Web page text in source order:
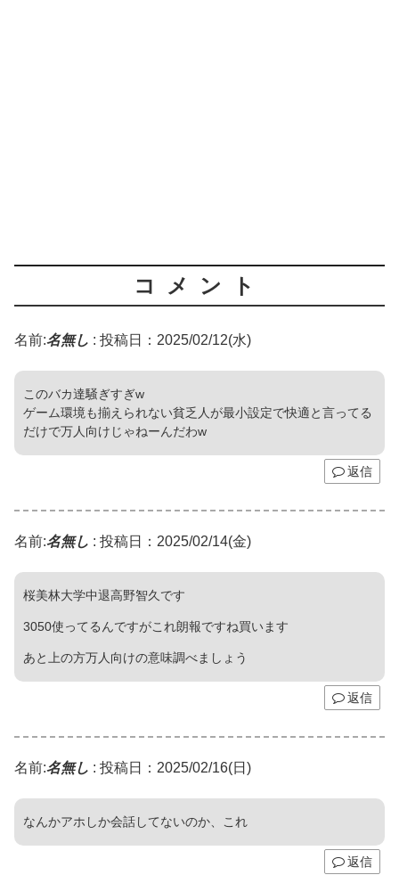
コメント
名前:名無し : 投稿日：2025/02/12(水)
このバカ達騒ぎすぎw
ゲーム環境も揃えられない貧乏人が最小設定で快適と言ってる
だけで万人向けじゃねーんだわw
返信
名前:名無し : 投稿日：2025/02/14(金)
桜美林大学中退高野智久です
3050使ってるんですがこれ朗報ですね買います
あと上の方万人向けの意味調べましょう
返信
名前:名無し : 投稿日：2025/02/16(日)
なんかアホしか会話してないのか、これ
返信